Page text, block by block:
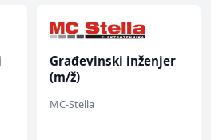
Građevinski inženjer
(m/ž)
MC-Stella